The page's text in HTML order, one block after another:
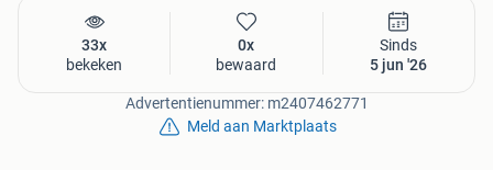
33x
bekeken
0x
bewaard
Sinds
5 jun '26
Advertentienummer: m2407462771
Meld aan Marktplaats